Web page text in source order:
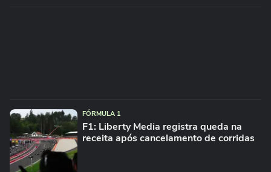
FÓRMULA 1
F1: Liberty Media registra queda na
receita após cancelamento de corridas